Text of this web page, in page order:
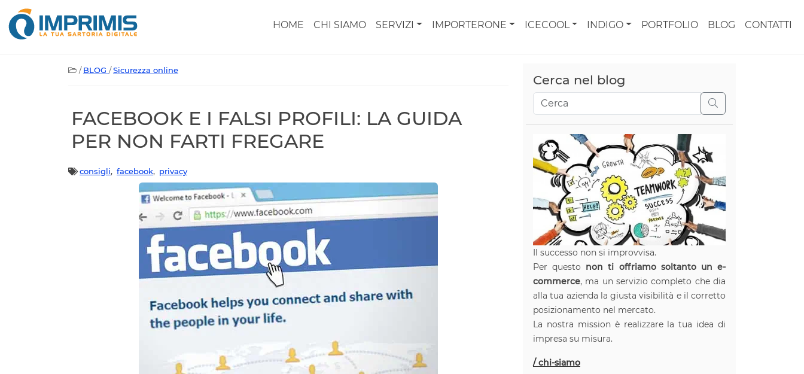
HOME CHI SIAMO SERVIZI IMPORTERONE ICECOOL INDIGO PORTFOLIO BLOG CONTATTI
/BLOG /Sicurezza online
FACEBOOK E I FALSI PROFILI: LA GUIDA
PER NON FARTI FREGARE
consigli, facebook, privacy
Cerca nel blog
Il successo non si improvvisa.
Per questo non ti offriamo soltanto un e-
commerce, ma un servizio completo che dia
alla tua azienda la giusta visibilità e il corretto
posizionamento nel mercato.
La nostra mission è realizzare la tua idea di
impresa su misura.
/ chi-siamo